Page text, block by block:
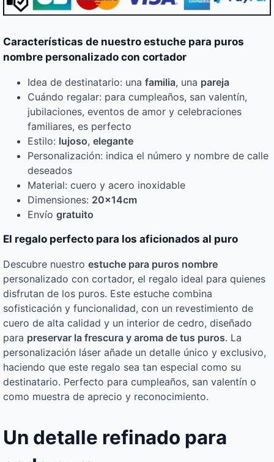
Características de nuestro estuche para puros
nombre personalizado con cortador
Idea de destinatario: una familia, una pareja
Cuándo regalar: para cumpleaños, san valentín,
jubilaciones, eventos de amor y celebraciones
familiares, es perfecto
Estilo: lujoso, elegante
Personalización: indica el número y nombre de calle
deseados
Material: cuero y acero inoxidable
Dimensiones: 20x14cm
Envío gratuito
El regalo perfecto para los aficionados al puro
Descubre nuestro estuche para puros nombre
personalizado con cortador, el regalo ideal para quienes
disfrutan de los puros. Este estuche combina
sofisticación y funcionalidad, con un revestimiento de
cuero de alta calidad y un interior de cedro, diseñado
para preservar la frescura y aroma de tus puros. La
personalización láser añade un detalle único y exclusivo,
haciendo que este regalo sea tan especial como su
destinatario. Perfecto para cumpleaños, san valentín o
como muestra de aprecio y reconocimiento.
Un detalle refinado para